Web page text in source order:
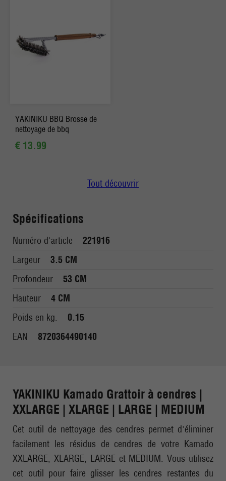
YAKINIKU BBQ Brosse de
nettoyage de bbq
€ 13.99
Tout découvrir
Spécifications
Numéro d'article
221916
Largeur
3.5 CM
Profondeur
53 CM
Hauteur
4 CM
Poids en kg.
0.15
EAN
8720364490140
YAKINIKU Kamado Grattoir à cendres |
XXLARGE | XLARGE | LARGE | MEDIUM
Cet outil de nettoyage des cendres permet d'éliminer
facilement les résidus de cendres de votre Kamado
XXLARGE, XLARGE, LARGE et MEDIUM. Vous utilisez
cet outil pour faire glisser les cendres restantes du